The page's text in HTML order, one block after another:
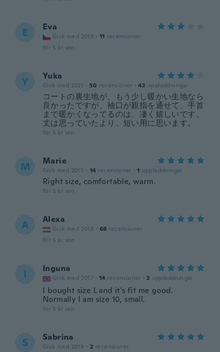
E Eva
Gick med 2019 · 11 recensioner
för 5 år sen
Y Yuka
Gick med 2021 · 50 recensioner · 42 uppladdningar
コートの裏生地が、もう少し暖かい生地なら
良かったですが、袖口が親指を通せて、手首
まで暖かくなってるのは、凄く嬉しいです。
丈は思っていたより、短い用に思います。
för 5 år sen
M Marie
Gick med 2015 · 14 recensioner · 1 uppladdningar
Right size, comfortable, warm.
för 5 år sen
A Alexa
Gick med 2018 · 68 recensioner
för 5 år sen
I Inguna
Gick med 2017 · 14 recensioner · 2 uppladdningar
I bought size L and it's fit me good.
Normally I am size 10, small.
för 5 år sen
S Sabrina
Gick med 2018 · 2 recensioner